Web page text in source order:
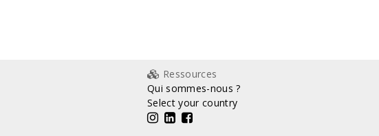
Ressources
Qui sommes-nous ?
Select your country